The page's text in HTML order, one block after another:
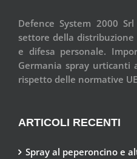
Defence System 2000
settore della
e difesa personale.
Germania spray urticanti
rispetto delle normative
ARTICOLI RECENTI
Spray al peperoncino e